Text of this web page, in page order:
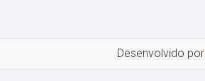
Desenvolvido por